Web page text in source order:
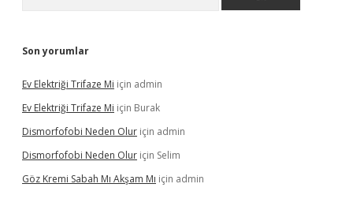
Son yorumlar
Ev Elektriği Trifaze Mi için admin
Ev Elektriği Trifaze Mi için Burak
Dismorfofobi Neden Olur için admin
Dismorfofobi Neden Olur için Selim
Göz Kremi Sabah Mı Akşam Mı için admin